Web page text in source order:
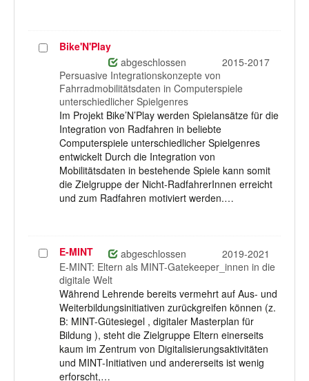
ProjektBike'N'Play
abgeschlossen
2015-2017
Persuasive Integrationskonzepte von
Fahrradmobilitätsdaten in Computerspiele
unterschiedlicher Spielgenres
Im Projekt Bike’N’Play werden Spielansätze für die
Integration von Radfahren in beliebte
Computerspiele unterschiedlicher Spielgenres
entwickelt Durch die Integration von
Mobilitätsdaten in bestehende Spiele kann somit
die Zielgruppe der Nicht-RadfahrerInnen erreicht
und zum Radfahren motiviert werden.…
Projekt
auswählen
E-MINT abgeschlossen
2019-2021
E-MINT: Eltern als MINT-Gatekeeper_innen in die
digitale Welt
Während Lehrende bereits vermehrt auf Aus- und
Weiterbildungsinitiativen zurückgreifen können (z.
B: MINT-Gütesiegel , digitaler Masterplan für
Bildung ), steht die Zielgruppe Eltern einerseits
kaum im Zentrum von Digitalisierungsaktivitäten
und MINT-Initiativen und andererseits ist wenig
erforscht,…